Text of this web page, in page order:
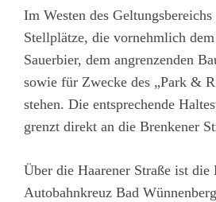
Im Westen des
Stellplätze, die vornehmlich
Sauerbier, dem angrenzenden
sowie für Zwecke des „Park &
stehen. Die entsprechende
grenzt direkt an die Brenkener
Über die Haarener Straße ist
Autobahnkreuz Bad